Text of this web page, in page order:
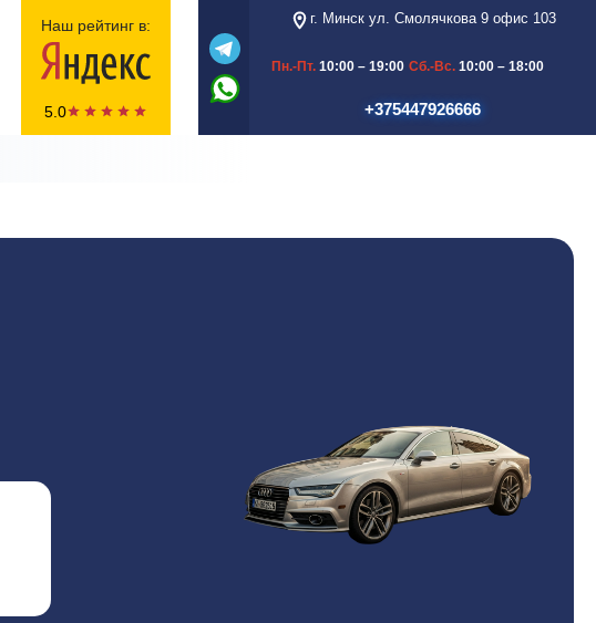
Наш рейтинг в:
5.0
г. Минск ул. Смолячкова 9 офис 103
Пн.-Пт.10:00 – 19:00 Сб.-Вс.10:00 – 18:00
+375447926666